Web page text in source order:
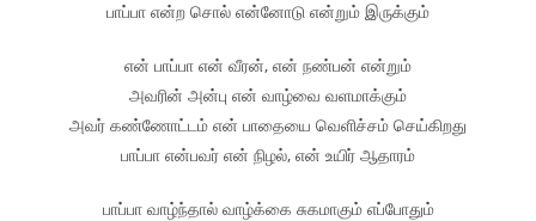
பாப்பா என்ற சொல் என்னோடு என்றும் இருக்கும்
என் பாப்பா என் வீரன், என் நண்பன் என்றும்
அவரின் அன்பு என் வாழ்வை வளமாக்கும்
அவர் கண்ணோட்டம் என் பாதையை வெளிச்சம் செய்கிறது
பாப்பா என்பவர் என் நிழல், என் உயிர் ஆதாரம்
பாப்பா வாழ்ந்தால் வாழ்க்கை சுகமாகும் எப்போதும்